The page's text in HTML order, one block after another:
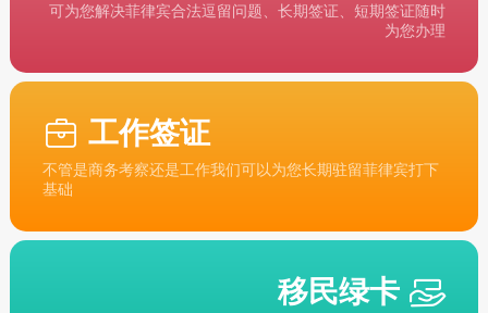
可为您解决菲律宾合法逗留问题、长期签证、短期签证随时
为您办理
工作签证
不管是商务考察还是工作我们可以为您长期驻留菲律宾打下
基础
移民绿卡